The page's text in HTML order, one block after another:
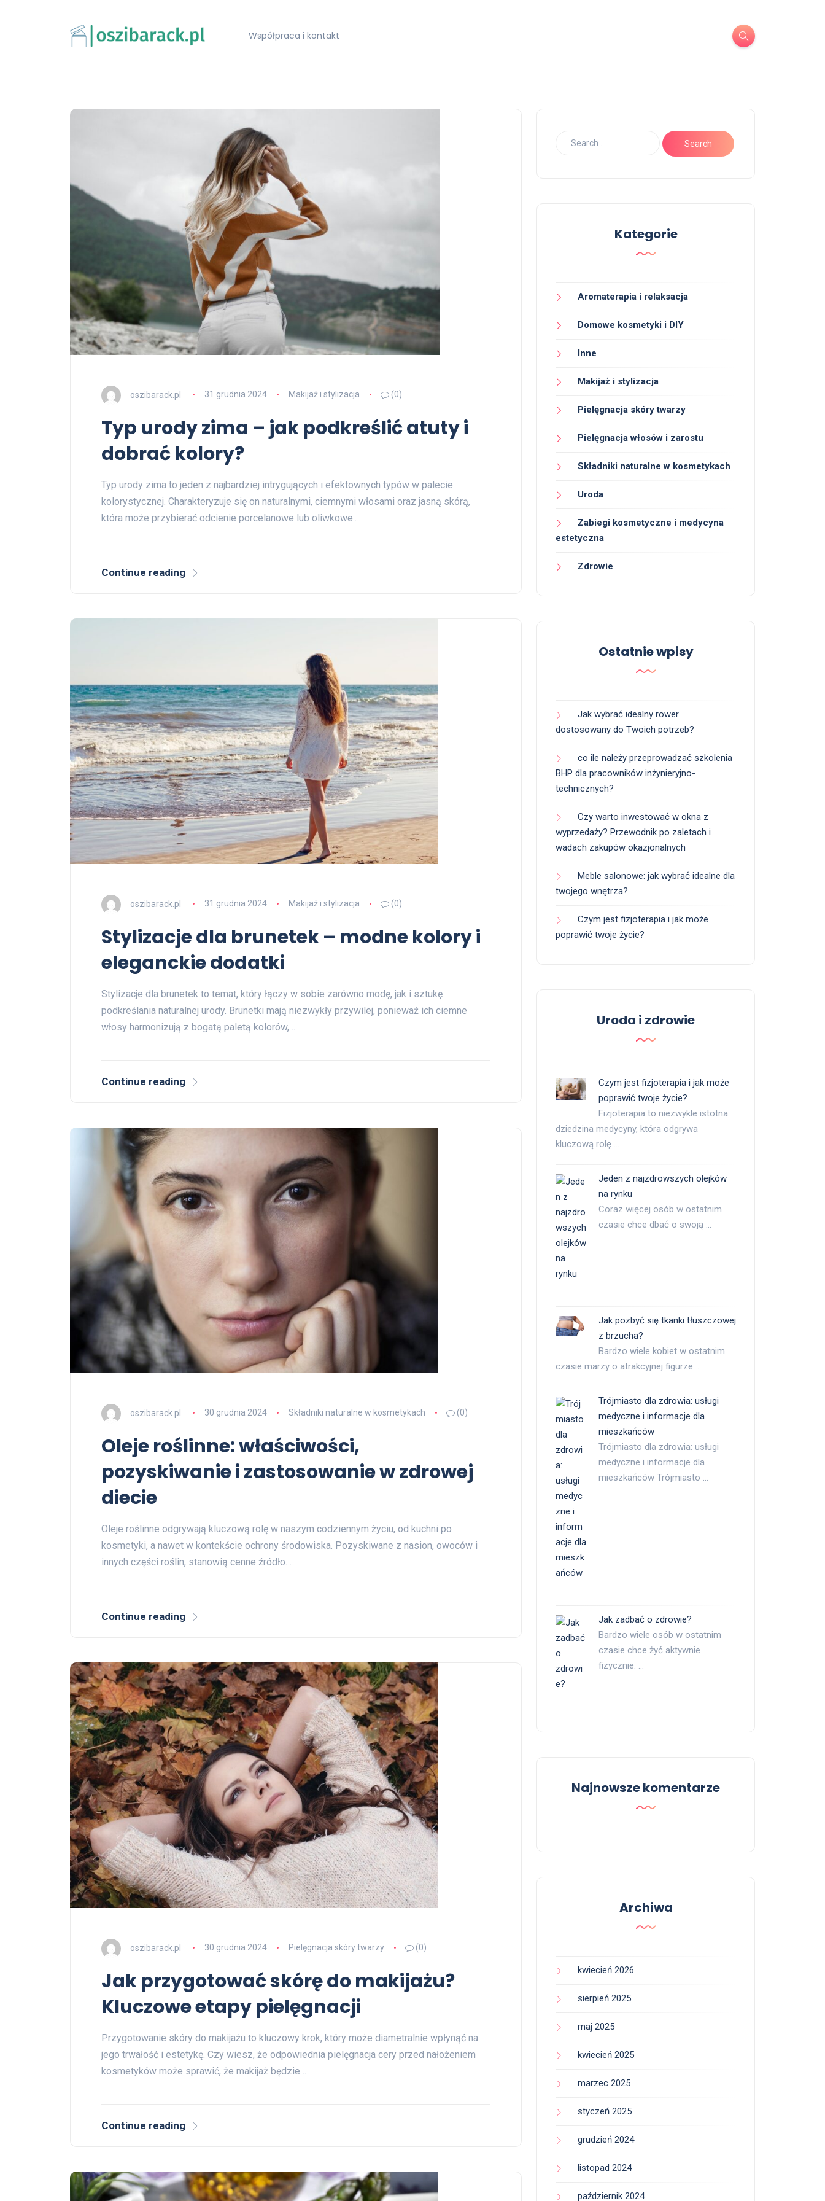
Współpraca i kontakt
oszibarack.pl 31 grudnia 2024 Makijaż i stylizacja (0)
Typ urody zima – jak podkreślić atuty i
dobrać kolory?
Typ urody zima to jeden z najbardziej intrygujących i efektownych typów w palecie
kolorystycznej. Charakteryzuje się on naturalnymi, ciemnymi włosami oraz jasną skórą,
która może przybierać odcienie porcelanowe lub oliwkowe.…
Continue reading
oszibarack.pl 31 grudnia 2024 Makijaż i stylizacja (0)
Stylizacje dla brunetek – modne kolory i
eleganckie dodatki
Stylizacje dla brunetek to temat, który łączy w sobie zarówno modę, jak i sztukę
podkreślania naturalnej urody. Brunetki mają niezwykły przywilej, ponieważ ich ciemne
włosy harmonizują z bogatą paletą kolorów,…
Continue reading
oszibarack.pl 30 grudnia 2024 Składniki naturalne w kosmetykach (0)
Oleje roślinne: właściwości,
pozyskiwanie i zastosowanie w zdrowej
diecie
Oleje roślinne odgrywają kluczową rolę w naszym codziennym życiu, od kuchni po
kosmetyki, a nawet w kontekście ochrony środowiska. Pozyskiwane z nasion, owoców i
innych części roślin, stanowią cenne źródło…
Continue reading
oszibarack.pl 30 grudnia 2024 Pielęgnacja skóry twarzy (0)
Jak przygotować skórę do makijażu?
Kluczowe etapy pielęgnacji
Przygotowanie skóry do makijażu to kluczowy krok, który może diametralnie wpłynąć na
jego trwałość i estetykę. Czy wiesz, że odpowiednia pielęgnacja cery przed nałożeniem
kosmetyków może sprawić, że makijaż będzie…
Continue reading
Kategorie
Aromaterapia i relaksacja
Domowe kosmetyki i DIY
Inne
Makijaż i stylizacja
Pielęgnacja skóry twarzy
Pielęgnacja włosów i zarostu
Składniki naturalne w kosmetykach
Uroda
Zabiegi kosmetyczne i medycyna
estetyczna
Zdrowie
Ostatnie wpisy
Jak wybrać idealny rower
dostosowany do Twoich potrzeb?
co ile należy przeprowadzać szkolenia
BHP dla pracowników inżynieryjno-
technicznych?
Czy warto inwestować w okna z
wyprzedaży? Przewodnik po zaletach i
wadach zakupów okazjonalnych
Meble salonowe: jak wybrać idealne dla
twojego wnętrza?
Czym jest fizjoterapia i jak może
poprawić twoje życie?
Uroda i zdrowie
Czym jest fizjoterapia i jak może
poprawić twoje życie?
Fizjoterapia to niezwykle istotna
dziedzina medycyny, która odgrywa
kluczową rolę …
Jeden z najzdrowszych olejków
na rynku
Coraz więcej osób w ostatnim
czasie chce dbać o swoją …
Jak pozbyć się tkanki tłuszczowej
z brzucha?
Bardzo wiele kobiet w ostatnim
czasie marzy o atrakcyjnej figurze. …
Trójmiasto dla zdrowia: usługi
medyczne i informacje dla
mieszkańców
Trójmiasto dla zdrowia: usługi
medyczne i informacje dla
mieszkańców Trójmiasto …
Jak zadbać o zdrowie?
Bardzo wiele osób w ostatnim
czasie chce żyć aktywnie
fizycznie. …
Najnowsze komentarze
Archiwa
kwiecień 2026
sierpień 2025
maj 2025
kwiecień 2025
marzec 2025
styczeń 2025
grudzień 2024
listopad 2024
październik 2024